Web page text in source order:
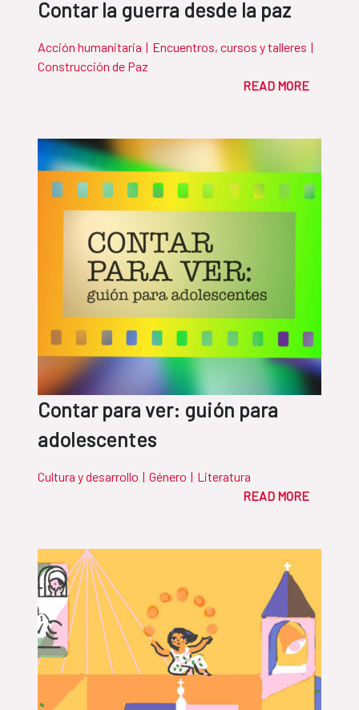
Contar la guerra desde la paz
Acción humanitaria | Encuentros, cursos y talleres |
Construcción de Paz
READ MORE
Contar para ver: guión para
adolescentes
Cultura y desarrollo | Género | Literatura
READ MORE